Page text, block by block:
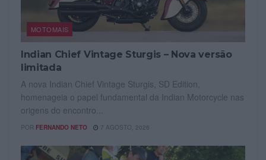
MOTOMAIS
Indian Chief Vintage Sturgis – Nova versão
limitada
A nova Indian Chief Vintage Sturgis, SD Edition,
homenageia o papel fundamental da Indian Motorcycle nas
origens do encontro...
POR FERNANDO NETO 7 AGOSTO, 2026